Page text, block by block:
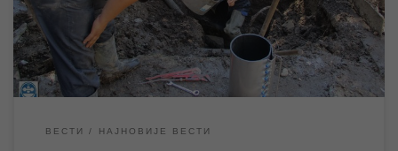
одакле се град снабдева водом, да је у питању цев великог
пречника која је под високим притиском, […]
ВЕСТИ НАЈНОВИЈЕ ВЕСТИ